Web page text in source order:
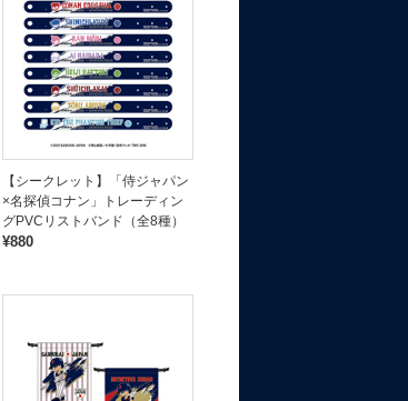
【シークレット】「侍ジャパン
×名探偵コナン」トレーディン
グPVCリストバンド（全8種）
¥880